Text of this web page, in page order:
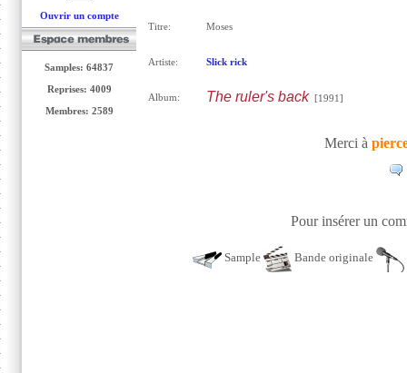
Ouvrir un compte
Samples: 64837
Reprises: 4009
Membres: 2589
Titre: Moses
Artiste: Slick rick
Album: The ruler's back[1991]
Merci à
Pour insérer un
Sample Bande originale